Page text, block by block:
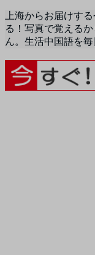
上海からお届けす
る！写真で覚える
ん。生活中国語を毎